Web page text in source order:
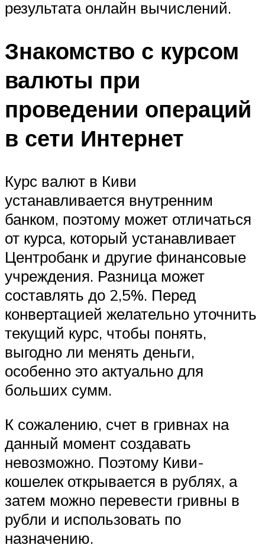
результата онлайн вычислений.
Знакомство с курсом
валюты при
проведении операций
в сети Интернет
Курс валют в Киви
устанавливается внутренним
банком, поэтому может отличаться
от курса, который устанавливает
Центробанк и другие финансовые
учреждения. Разница может
составлять до 2,5%. Перед
конвертацией желательно уточнить
текущий курс, чтобы понять,
выгодно ли менять деньги,
особенно это актуально для
больших сумм.
К сожалению, счет в гривнах на
данный момент создавать
невозможно. Поэтому Киви-
кошелек открывается в рублях, а
затем можно перевести гривны в
рубли и использовать по
назначению.